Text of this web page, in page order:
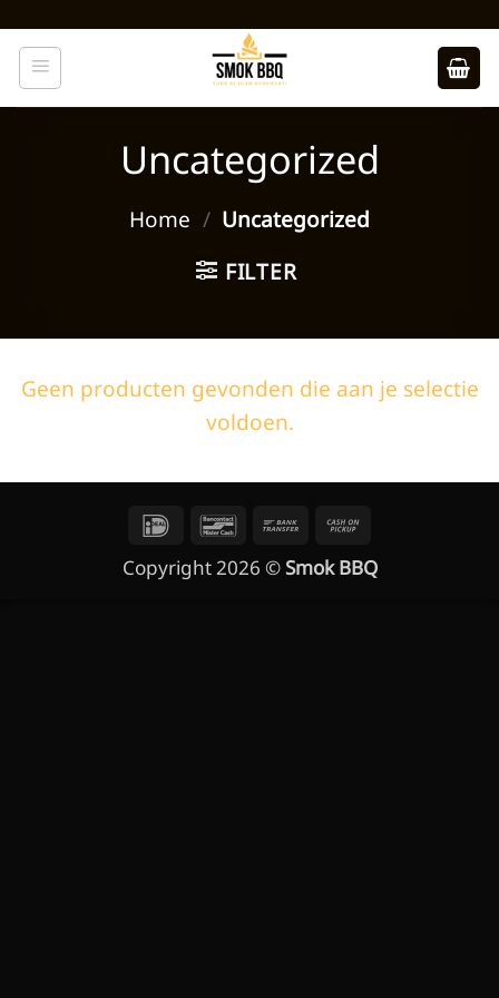
naar
inhoud
Uncategorized
Home / Uncategorized
FILTER
Geen producten gevonden die aan je selectie
voldoen.
IDeal Bancontact
Bank
Transfer
Pickup
Copyright 2026 ©Smok BBQ